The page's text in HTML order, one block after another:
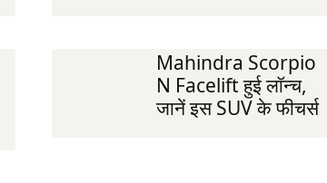
Mahindra Scorpio
N Facelift हुई लॉन्‍च,
जानें इस SUV के फीचर्स